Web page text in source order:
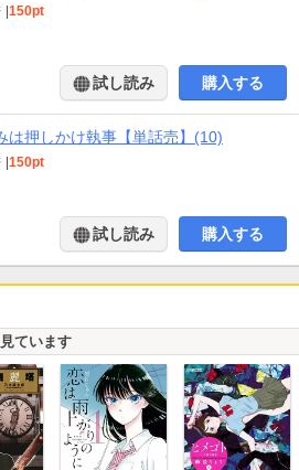
|150pt
試し読み 購入する
は押しかけ執事【単話売】(10)
|150pt
試し読み 購入する
ています